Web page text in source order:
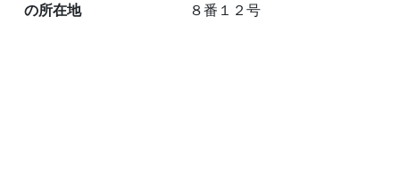
の所在地
８番１２号